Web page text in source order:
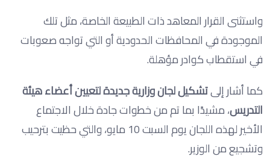
واستثنى القرار المعاهد ذات الطبيعة الخاصة، مثل تلك
الموجودة في المحافظات الحدودية أو التي تواجه صعوبات
في استقطاب كوادر مؤهلة.
كما أشار إلىتشكيل لجان وزارية جديدة لتعيين أعضاء هيئة
التدريس، مشيدًا بما تم من خطوات جادة خلال الاجتماع
الأخير لهذه اللجان يوم السبت 10 مايو، والتي حظيت بترحيب
وتشجيع من الوزير.